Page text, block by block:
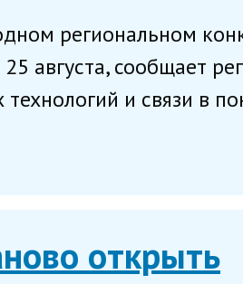
региональном
августа, сообщает
и связи в
открыть